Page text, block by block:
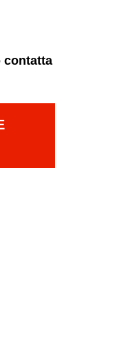
contatta